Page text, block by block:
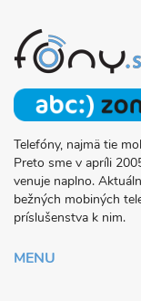
O
PROJEKTE
FONY.SK
Telefóny, najmä tie
Preto sme v apríli
venuje naplno.
bežných mobiných
príslušenstva k nim.
MENU